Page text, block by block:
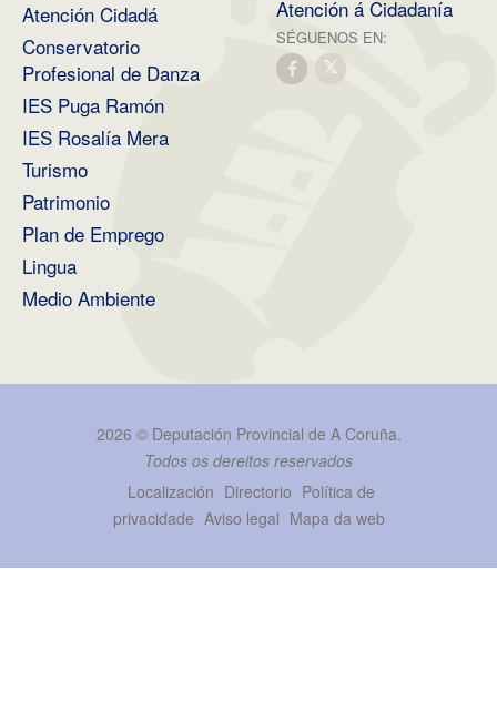
Atención Cidadá
Conservatorio
Profesional de Danza
IES Puga Ramón
IES Rosalía Mera
Turismo
Patrimonio
Plan de Emprego
Lingua
Medio Ambiente
Atención á Cidadanía
SÉGUENOS EN:
2026 © Deputación Provincial de A Coruña.
Todos os dereitos reservados
Localización Directorio Política de
privacidade Aviso legal Mapa da web